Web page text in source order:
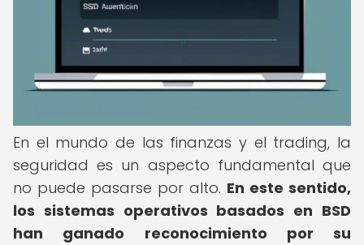
En el mundo de las finanzas y el trading, la
seguridad es un aspecto fundamental que
no puede pasarse por alto. En este sentido,
los sistemas operativos basados en BSD
han ganado reconocimiento por su